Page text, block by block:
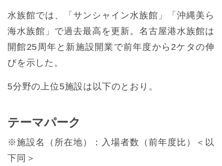
水族館では、「サンシャイン水族館」「沖縄美ら
海水族館」で過去最高を更新。名古屋港水族館は
開館25周年と新施設開業で前年度から2ケタの伸
びを示した。
5分野の上位5施設は以下のとおり。
テーマパーク
※施設名（所在地）：入場者数（前年度比）＜以
下同＞